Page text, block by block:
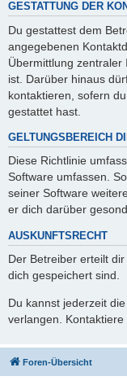
GESTATTUNG DER
Du gestattest dem
angegebenen
Übermittlung
ist. Darüber hinaus
kontaktieren, sofern
gestattet hast.
GELTUNGSBEREICH
Diese Richtlinie
Software umfassen.
seiner Software
er dich darüber
AUSKUNFTSRECHT
Der Betreiber erteilt
dich gespeichert sind.
Du kannst jederzeit
verlangen.
Foren-Übersicht